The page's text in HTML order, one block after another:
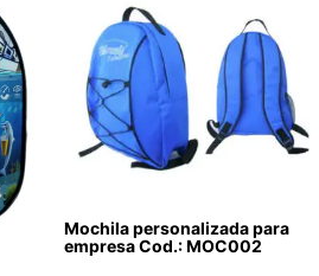
Mochila personalizada para
empresa Cod.: MOC002